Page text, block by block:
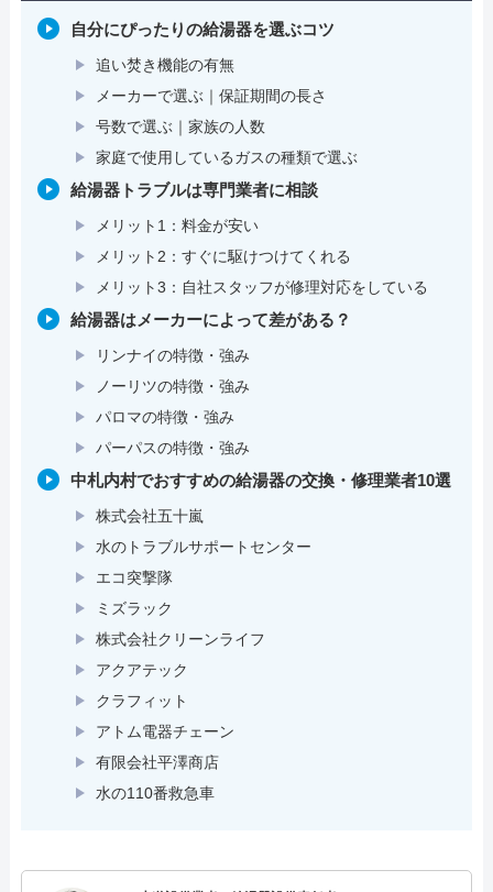
自分にぴったりの給湯器を選ぶコツ
追い焚き機能の有無
メーカーで選ぶ｜保証期間の長さ
号数で選ぶ｜家族の人数
家庭で使用しているガスの種類で選ぶ
給湯器トラブルは専門業者に相談
メリット1：料金が安い
メリット2：すぐに駆けつけてくれる
メリット3：自社スタッフが修理対応をしている
給湯器はメーカーによって差がある？
リンナイの特徴・強み
ノーリツの特徴・強み
パロマの特徴・強み
パーパスの特徴・強み
中札内村でおすすめの給湯器の交換・修理業者10選
株式会社五十嵐
水のトラブルサポートセンター
エコ突撃隊
ミズラック
株式会社クリーンライフ
アクアテック
クラフィット
アトム電器チェーン
有限会社平澤商店
水の110番救急車